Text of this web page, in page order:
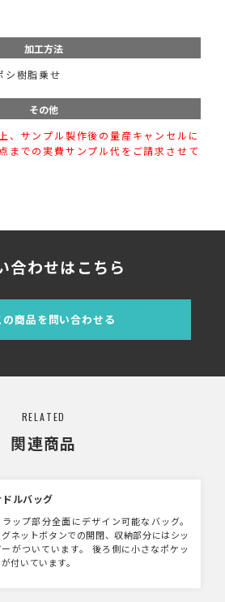
加工方法
シ樹脂乗せ
その他
、サンプル製作後の量産キャンセルに
までの実費サンプル代をご請求させて
合わせはこちら
の商品を問い合わせる
RELATED
関連商品
ドルバッグ
ラップ部分全面にデザイン可能なバッグ。
ネットボタンでの開閉、収納部分にはシッ
ーがついています。 後ろ側に小さなポケッ
が付いています。